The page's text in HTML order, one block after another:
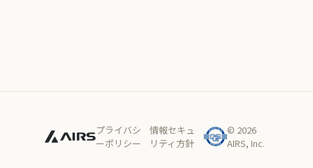
プライバシ
ーポリシー
情報セキュ
リティ方針
© 2026
AIRS, Inc.